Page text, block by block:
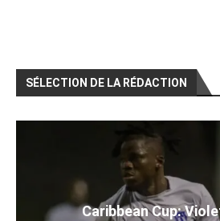
SÉLECTION DE LA RÉDACTION
Caribbean Cup: